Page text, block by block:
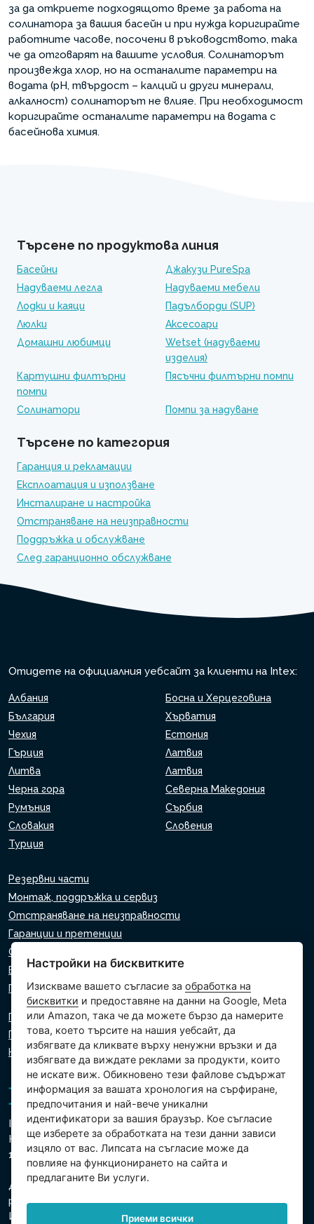
за да откриете подходящото време за работа на
солинатора за вашия басейн и при нужда коригирайте
работните часове, посочени в ръководството, така
че да отговарят на вашите условия. Солинаторът
произвежда хлор, но на останалите параметри на
водата (pH, твърдост – калций и други минерали,
алкалност) солинаторът не влияе. При необходимост
коригирайте останалите параметри на водата с
басейнова химия.
Търсене по продуктова линия
Басейни
Джакузи PureSpa
Надуваеми легла
Надуваеми мебели
Лодки и каяци
Падълборди (SUP)
Люлки
Аксесоари
Домашни любимци
Wetset (надуваеми
изделия)
Картушни филтърни
помпи
Пясъчни филтърни помпи
Солинатори Помпи за надуване
Търсене по категория
Гаранция и рекламации
Експлоатация и използване
Инсталиране и настройка
Отстраняване на неизправности
Поддръжка и обслужване
След гаранционно обслужване
Отидете на официалния уебсайт за клиенти на Intex:
Албания
Босна и Херцеговина
България
Хърватия
Чехия
Естония
Гърция
Латвия
Литва
Латвия
Черна гора
Северна Македония
Румъния
Сърбия
Словакия
Словения
Турция
Резервни части
Монтаж, поддръжка и сервиз
Отстраняване на неизправности
Гаранции и претенции
Списък на търговците на дребно
Виртуален асистент
Пишете ни
Политика за поверителност
Политика за използване на бисквитки
Настройки на бисквитките
Intex Trading, s.r.o.
Hradecká 2526/3
130 00 Прага 3 - Чешка република
Дружеството е регистрирано в Градския съд в Прага,
раздел В, вх. 74759
Ид.№ 26150808, Данъчен Ид.№ CZ26150808
Настройки на бисквитките
Изискваме вашето съгласие заобработка на
бисквитки и предоставяне на данни на Google, Meta
или Amazon, така че да можете бързо да намерите
това, което търсите на нашия уебсайт, да
избягвате да кликвате върху ненужни връзки и да
избягвате да виждате реклами за продукти, които
не искате виж. Обикновено тези файлове съдържат
информация за вашата хронология на сърфиране,
предпочитания и най-вече уникални
идентификатори за вашия браузър. Кое съгласие
ще изберете за обработката на тези данни зависи
изцяло от вас. Липсата на съгласие може да
повлияе на функционирането на сайта и
предлаганите Ви услуги.
Приеми всички